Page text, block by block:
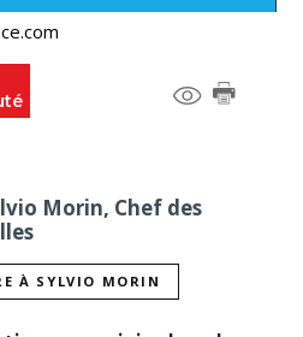
Morin, Chef des
À SYLVIO MORIN